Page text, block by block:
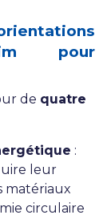
pour
de quatre
:
leur
matériaux
circulaire